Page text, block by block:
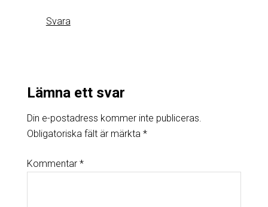
Svara
Lämna ett svar
Din e-postadress kommer inte publiceras.
Obligatoriska fält är märkta *
Kommentar *